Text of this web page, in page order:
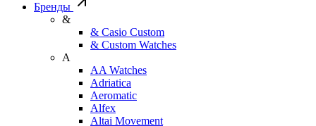
Бренды
&
& Casio Custom
& Custom Watches
A
AA Watches
Adriatica
Aeromatic
Alfex
Altai Movement